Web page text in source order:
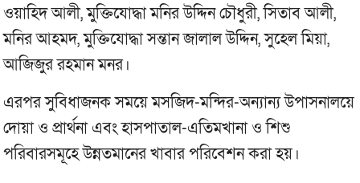
ওয়াহিদ আলী, মুক্তিযোদ্ধা মনির উদ্দিন চৌধুরী, সিতাব আলী,
মনির আহমদ, মুক্তিযোদ্ধা সন্তান জালাল উদ্দিন, সুহেল মিয়া,
আজিজুর রহমান মনর।
এরপর সুবিধাজনক সময়ে মসজিদ-মন্দির-অন্যান্য উপাসনালয়ে
দোয়া ও প্রার্থনা এবং হাসপাতাল-এতিমখানা ও শিশু
পরিবারসমূহে উন্নতমানের খাবার পরিবেশন করা হয়।